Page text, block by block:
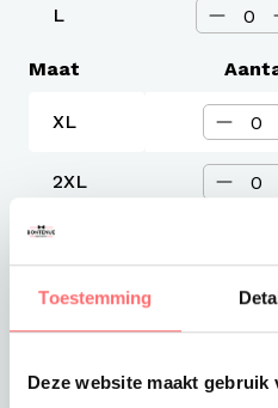
Toestemming
Deze website maakt gebruik
L
Maat
XL
2XL
3XL
Gratis verzending vanaf